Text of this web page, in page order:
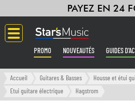
PAYEZ EN 24
PROMO NOUVEAUTÉS GUIDES
Langue
Accueil Guitares & Basses
Housse et étui
Etui guitare électrique
Hagstrom